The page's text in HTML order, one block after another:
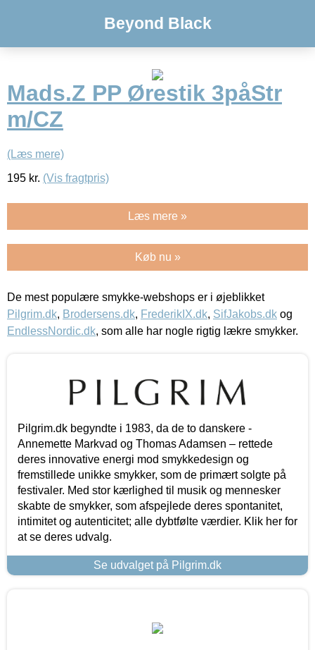
Beyond Black
Mads.Z PP Ørestik 3påStr
m/CZ
(Læs mere)
195 kr. (Vis fragtpris)
Læs mere »
Køb nu »
De mest populære smykke-webshops er i øjeblikket
Pilgrim.dk, Brodersens.dk, FrederikIX.dk, SifJakobs.dk og
EndlessNordic.dk, som alle har nogle rigtig lækre smykker.
Pilgrim.dk begyndte i 1983, da de to danskere -
Annemette Markvad og Thomas Adamsen – rettede
deres innovative energi mod smykkedesign og
fremstillede unikke smykker, som de primært solgte på
festivaler. Med stor kærlighed til musik og mennesker
skabte de smykker, som afspejlede deres spontanitet,
intimitet og autenticitet; alle dybtfølte værdier. Klik her for
at se deres udvalg.
Se udvalget på Pilgrim.dk